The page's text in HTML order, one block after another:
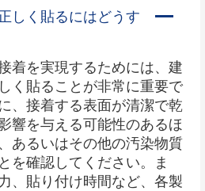
しく貼るにはどうす
着を実現するためには、建
く貼ることが非常に重要で
、接着する表面が清潔で乾
響を与える可能性のあるほ
あるいはその他の汚染物質
を確認してください。ま
、貼り付け時間など、各製